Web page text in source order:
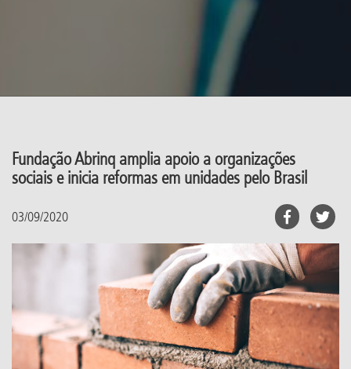
Fundação Abrinq amplia apoio a organizações
sociais e inicia reformas em unidades pelo Brasil
03/09/2020